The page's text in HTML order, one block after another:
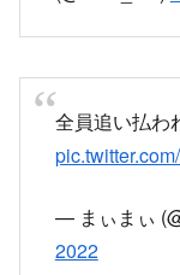
全員追い払わ
2022